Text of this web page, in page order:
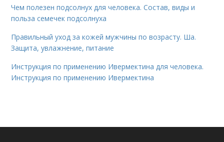
Чем полезен подсолнух для человека. Состав, виды и
польза семечек подсолнуха
Правильный уход за кожей мужчины по возрасту. Ша.
Защита, увлажнение, питание
Инструкция по применению Ивермектина для человека.
Инструкция по применению Ивермектина